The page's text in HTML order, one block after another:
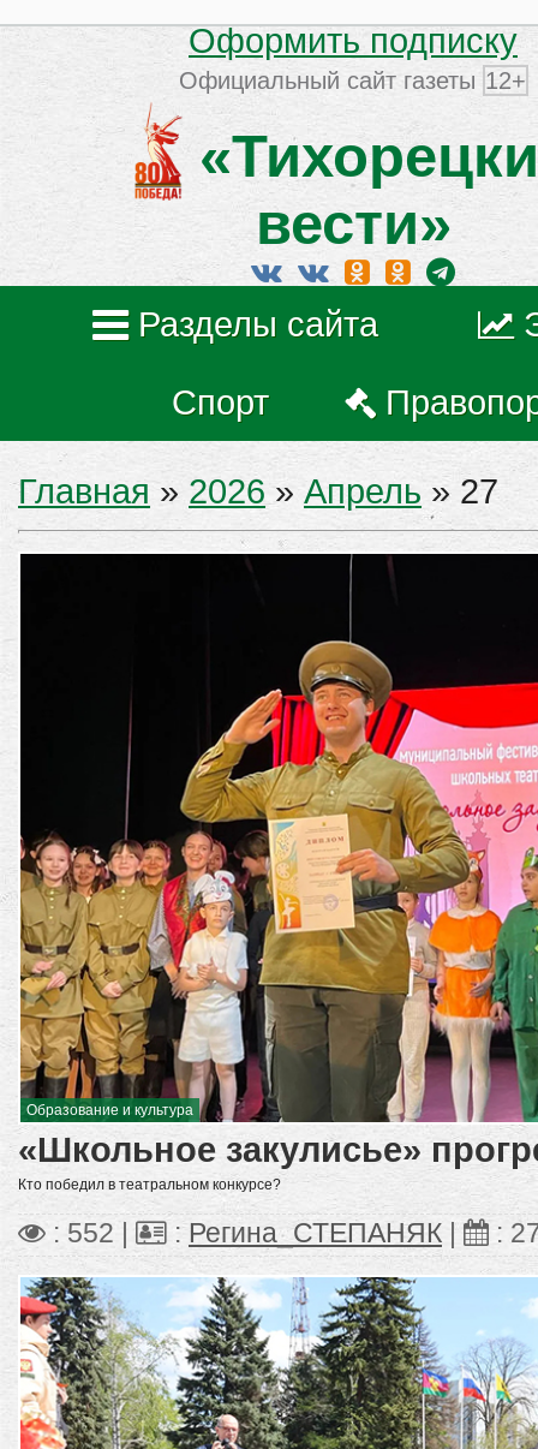
Оформить подписку
Официальный сайт газеты 12+
вести»
Разделы сайта
Спорт
Главная » 2026 » Апрель » 27
Образование и культура
«Школьное закулисье»
Кто победил в театральном конкурсе?
: 552 | : Регина_СТЕПАНЯК :